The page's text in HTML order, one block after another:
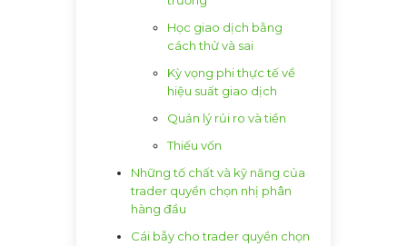
Học giao dịch bằng
cách thử và sai
Kỳ vọng phi thực tế về
hiệu suất giao dịch
Quản lý rủi ro và tiền
Thiếu vốn
Những tố chất và kỹ năng của
trader quyền chọn nhị phân
hàng đầu
Cái bẫy cho trader quyền chọn